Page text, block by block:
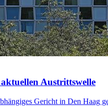
Austrittswelle
Gericht in Den Haag